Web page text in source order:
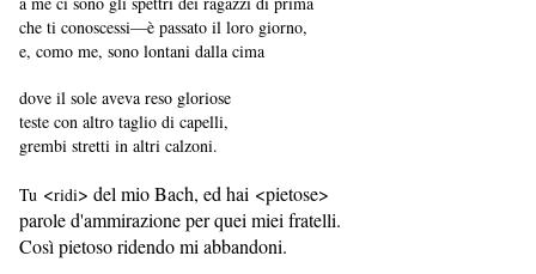
che ti conoscessi—è passato il loro giorno,
e, como me, sono lontani dalla cima
dove il sole aveva reso gloriose
teste con altro taglio di capelli,
grembi stretti in altri calzoni.
Tu <ridi> del mio Bach, ed hai <pietose>
parole d'ammirazione per quei miei fratelli.
Così pietoso ridendo mi abbandoni.